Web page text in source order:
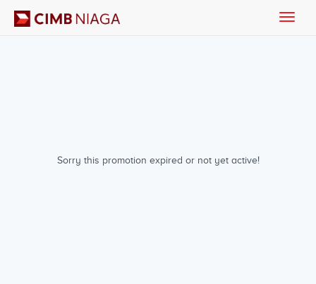
Sorry this promotion expired or not yet active!
Toggle